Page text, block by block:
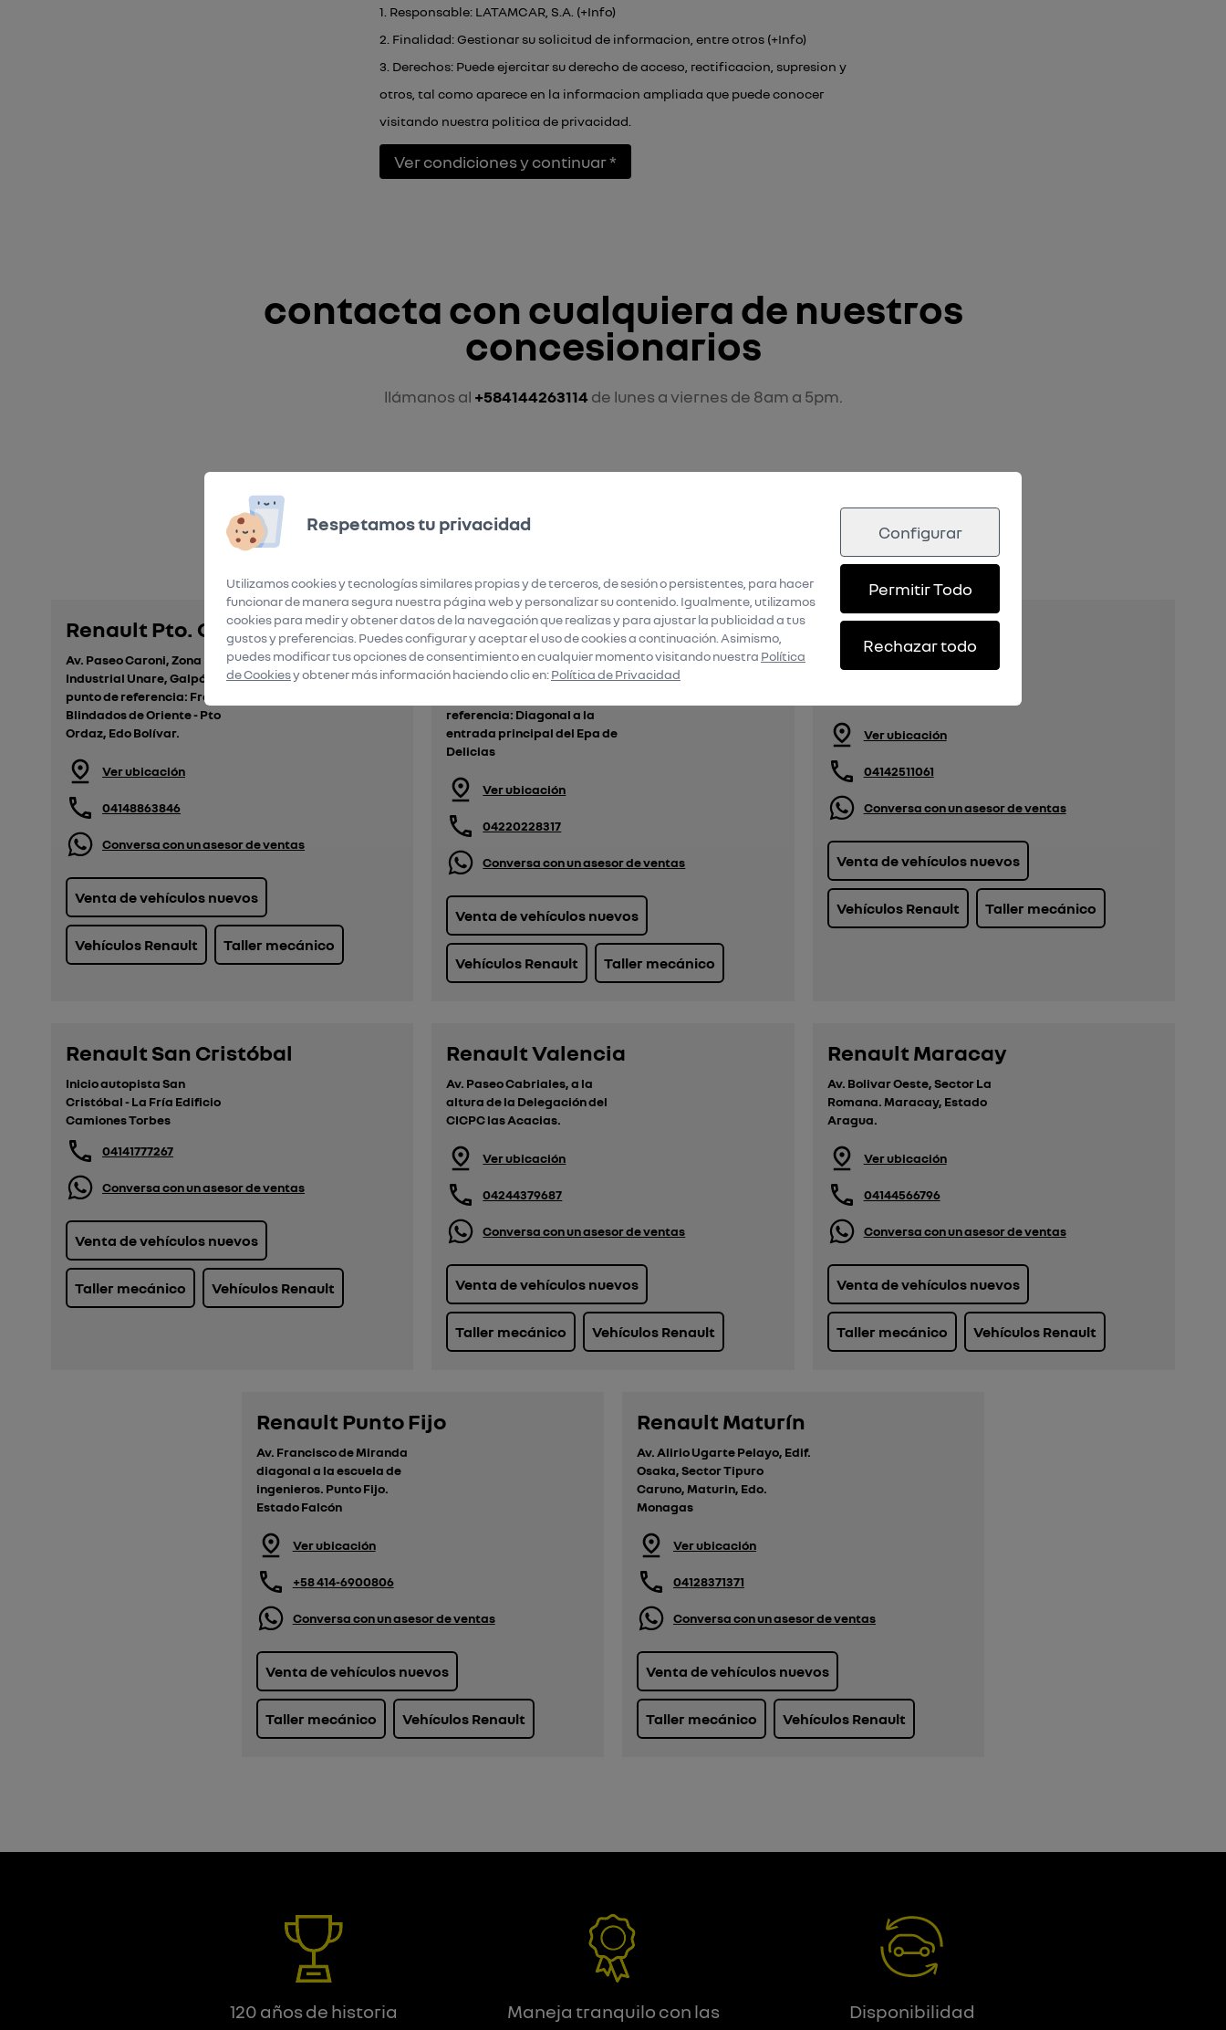
1. Responsable: LATAMCAR, S.A. (+Info)
2. Finalidad: Gestionar su solicitud de informacion, entre otros (+Info)
3. Derechos: Puede ejercitar su derecho de acceso, rectificacion, supresion y
otros, tal como aparece en la informacion ampliada que puede conocer
visitando nuestra politica de privacidad
Ver condiciones y continuar *
contacta con cualquiera de nuestros
concesionarios
llámanos al +584144263114de lunes a viernes de 8am a 5pm.
Renault Pto. Ordaz
Av. Paseo Caroni, Zona
Industrial Unare, Galpón 1,
punto de referencia: Frente a
Blindados de Oriente - Pto
Ordaz, Edo Bolívar.
Ver ubicación
04148863846
Conversa con un asesor de ventas
Venta de vehículos nuevos
Vehículos Renault Taller mecánico
Renault Maracaibo
Av. 15D # 52C-20, Zona De
Prolongación
referencia: Diagonal a la
entrada principal del Epa de
Delicias
Ver ubicación
04220228317
Conversa con un asesor de ventas
Venta de vehículos nuevos
Vehículos Renault Taller mecánico
Renault Chacao
Ver ubicación
04142511061
Conversa con un asesor de ventas
Venta de vehículos nuevos
Vehículos Renault Taller mecánico
Renault San Cristóbal
Inicio autopista San
Cristóbal - La Fría Edificio
Camiones Torbes
04141777267
Conversa con un asesor de ventas
Venta de vehículos nuevos
Taller mecánico Vehículos Renault
Renault Valencia
Av. Paseo Cabriales, a la
altura de la Delegación del
CICPC las Acacias.
Ver ubicación
04244379687
Conversa con un asesor de ventas
Venta de vehículos nuevos
Taller mecánico Vehículos Renault
Renault Maracay
Av. Bolivar Oeste, Sector La
Romana. Maracay, Estado
Aragua.
Ver ubicación
04144566796
Conversa con un asesor de ventas
Venta de vehículos nuevos
Taller mecánico Vehículos Renault
Renault Punto Fijo
Av. Francisco de Miranda
diagonal a la escuela de
ingenieros. Punto Fijo.
Estado Falcón
Ver ubicación
+58 414-6900806
Conversa con un asesor de ventas
Venta de vehículos nuevos
Taller mecánico Vehículos Renault
Renault Maturín
Av. Alirio Ugarte Pelayo, Edif.
Osaka, Sector Tipuro
Caruno, Maturin, Edo.
Monagas
Ver ubicación
04128371371
Conversa con un asesor de ventas
Venta de vehículos nuevos
Taller mecánico Vehículos Renault
120 años de historia
Maneja tranquilo con las
Disponibilidad
Respetamos tu privacidad
Utilizamos cookies y tecnologías similares propias y de terceros, de sesión o persistentes, para hacer
funcionar de manera segura nuestra página web y personalizar su contenido. Igualmente, utilizamos
cookies para medir y obtener datos de la navegación que realizas y para ajustar la publicidad a tus
gustos y preferencias. Puedes configurar y aceptar el uso de cookies a continuación. Asimismo,
puedes modificar tus opciones de consentimiento en cualquier momento visitando nuestra Política
de Cookiesy obtener más información haciendo clic en:Política de Privacidad
Configurar
Permitir Todo
Rechazar todo